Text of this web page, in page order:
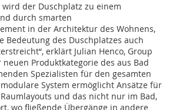
der Duschplatz zu einem
durch smarten
in der Architektur des Wohnens,
Bedeutung des Duschplatzes auch
erklärt Julian Henco, Group
neuen Produktkategorie des aus Bad
Spezialisten für den gesamten
System ermöglicht Ansätze für
und das nicht nur im Bad,
wo fließende Übergänge in andere